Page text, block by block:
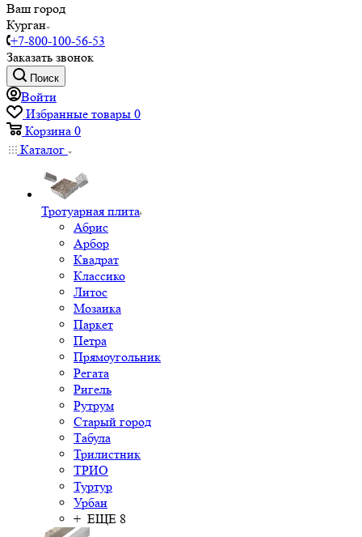
Ваш город
Курган
+7-800-100-56-53
Заказать звонок
Поиск
Войти
Избранные товары 0
Корзина 0
Каталог
Тротуарная плита
Абрис
Арбор
Квадрат
Классико
Литос
Мозаика
Паркет
Петра
Прямоугольник
Регата
Ригель
Рутрум
Старый город
Табула
Трилистник
ТРИО
Туртур
Урбан
+ ЕЩЕ 8